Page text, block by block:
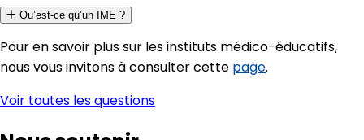
Qu’est-ce qu’un IME ?
Pour en savoir plus sur les instituts médico-éducatifs,
nous vous invitons à consulter cette page.
Voir toutes les questions